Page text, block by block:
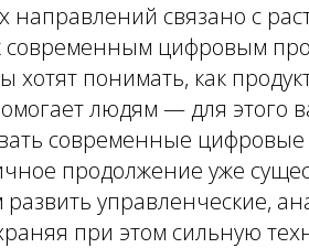
направлений связано с
современным цифровым
понимать, как
людям — для этого
современные
продолжение уже
управленческие,
при этом сильную